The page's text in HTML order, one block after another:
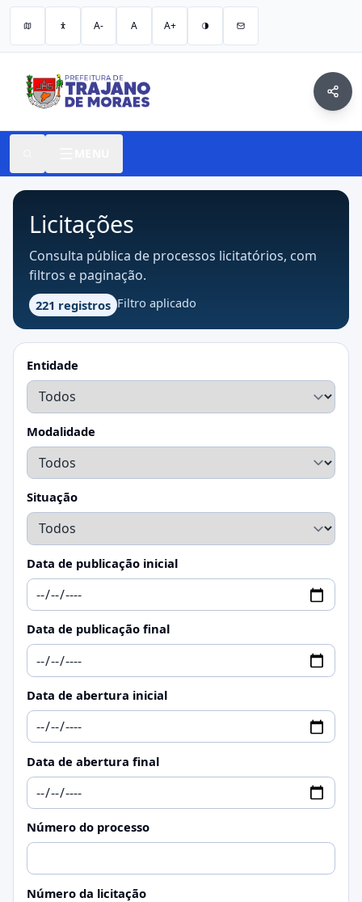
A- A A+
Licitações
Consulta pública de processos licitatórios, com
filtros e paginação.
221 registros Filtro aplicado
Entidade
Modalidade
Situação
Data de publicação inicial
Data de publicação final
Data de abertura inicial
Data de abertura final
Número do processo
Número da licitação